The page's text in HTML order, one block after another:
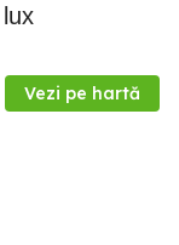
Vezi pe hartă